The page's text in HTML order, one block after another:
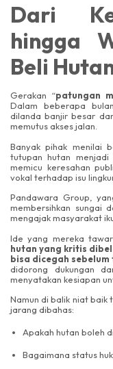
Dari
hingga
Beli
Gerakan “patungan
Dalam beberapa
dilanda banjir besar
memutus akses jalan.
Banyak pihak menilai
tutupan hutan menjadi
memicu keresahan
vokal terhadap isu
Pandawara Group,
membersihkan sungai
mengajak masyarakat
Ide yang mereka
hutan yang kritis
bisa dicegah
didorong dukungan
menyatakan kesiapan
Namun di balik niat baik
jarang dibahas:
Apakah hutan boleh
Bagaimana status